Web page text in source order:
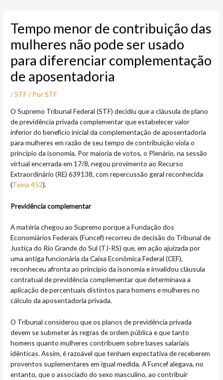
conteúdo
Tempo menor de contribuição das
mulheres não pode ser usado
para diferenciar complementação
de aposentadoria
/STF/ PorSTF
O Supremo Tribunal Federal (STF) decidiu que a cláusula de plano
de previdência privada complementar que estabelecer valor
inferior do benefício inicial da complementação de aposentadoria
para mulheres em razão de seu tempo de contribuição viola o
princípio da isonomia. Por maioria de votos, o Plenário, na sessão
virtual encerrada em 17/8, negou provimento ao Recurso
Extraordinário (RE) 639138, com repercussão geral reconhecida
(Tema 452).
Previdência complementar
A matéria chegou ao Supremo porque a Fundação dos
Economiários Federais (Funcef) recorreu de decisão do Tribunal de
Justiça do Rio Grande do Sul (TJ-RS) que, em ação ajuizada por
uma antiga funcionária da Caixa Econômica Federal (CEF),
reconheceu afronta ao princípio da isonomia e invalidou cláusula
contratual de previdência complementar que determinava a
aplicação de percentuais distintos para homens e mulheres no
cálculo da aposentadoria privada.
O Tribunal considerou que os planos de previdência privada
devem se submeter às regras de ordem pública e que tanto
homens quanto mulheres contribuem sobre bases salariais
idênticas. Assim, é razoável que tenham expectativa de receberem
proventos suplementares em igual medida. A Funcef alegava, no
entanto, que o associado do sexo masculino, ao contribuir